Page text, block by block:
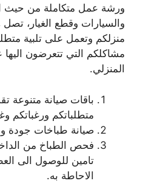
ورشة عمل متكاملة من حيث
والسيارات وقطع الغيار،
منزلكم وتعمل على تلبية
مشاكلكم التي تتعرضون اليها
المنزلي.
باقات صيانة متنوعة
متطلباتكم ورغباتكم
صيانة طباخات جودة
فحص الطباخ من
تامين للوصول الى
الاحاطة به.